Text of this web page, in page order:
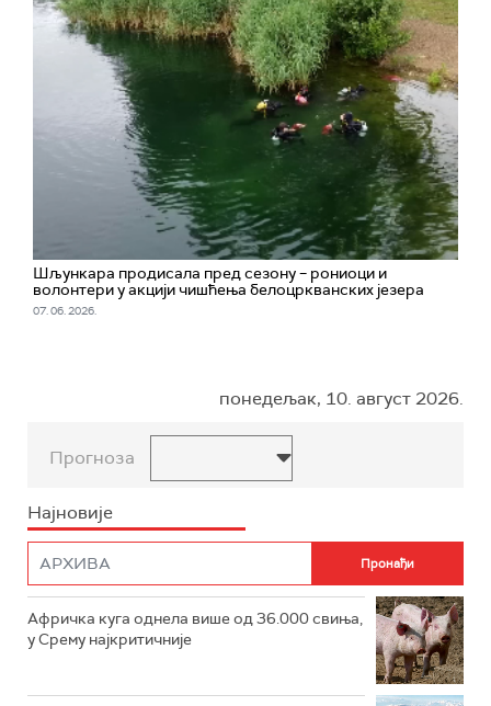
Шљункара продисала пред сезону – рониоци и
волонтери у акцији чишћења белоцркванских језера
07. 06. 2026.
понедељак, 10. август 2026.
Прогноза
Најновије
Афричка куга однела више од 36.000 свиња,
у Срему најкритичније